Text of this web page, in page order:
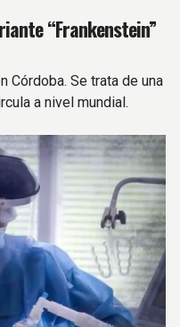
“Frankenstein”
Córdoba. Se trata de una
a nivel mundial.